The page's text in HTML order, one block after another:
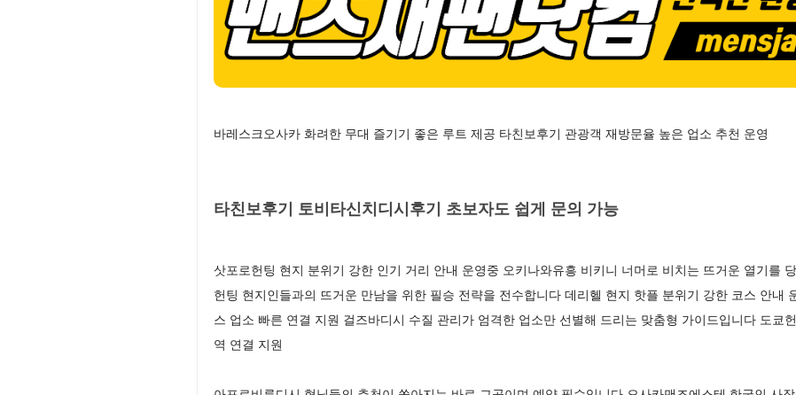
바레스크오사카 화려한 무대 즐기기 좋은 루트 제공 타친보후기 관광객 재방문율 높은 업소 추천 운영
타친보후기 토비타신치디시후기 초보자도 쉽게 문의 가능
삿포로헌팅 현지 분위기 강한 인기 거리 안내 운영중 오키나와유흥 비키니 너머로 비치는 뜨거운 열기를
헌팅 현지인들과의 뜨거운 만남을 위한 필승 전략을 전수합니다 데리헬 현지 핫플 분위기 강한 코스 안내
스 업소 빠른 연결 지원 걸즈바디시 수질 관리가 엄격한 업소만 선별해 드리는 맞춤형 가이드입니다 도쿄
역 연결 지원